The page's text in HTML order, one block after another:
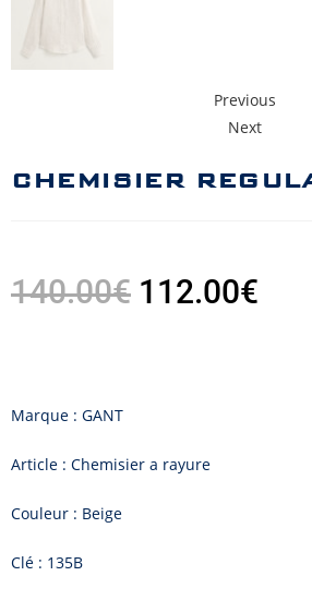
Previous
Next
CHEMISIER
140.00€ 112.00€
Marque : GANT
Article : Chemisier a rayure
Couleur : Beige
Clé : 135B